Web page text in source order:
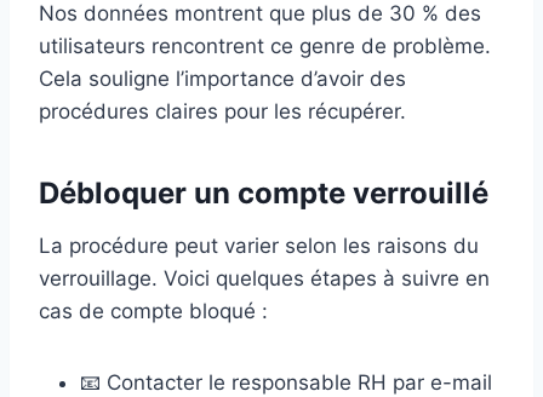
Nos données montrent que plus de 30 % des
utilisateurs rencontrent ce genre de problème.
Cela souligne l’importance d’avoir des
procédures claires pour les récupérer.
Débloquer un compte verrouillé
La procédure peut varier selon les raisons du
verrouillage. Voici quelques étapes à suivre en
cas de compte bloqué :
📧 Contacter le responsable RH par e-mail